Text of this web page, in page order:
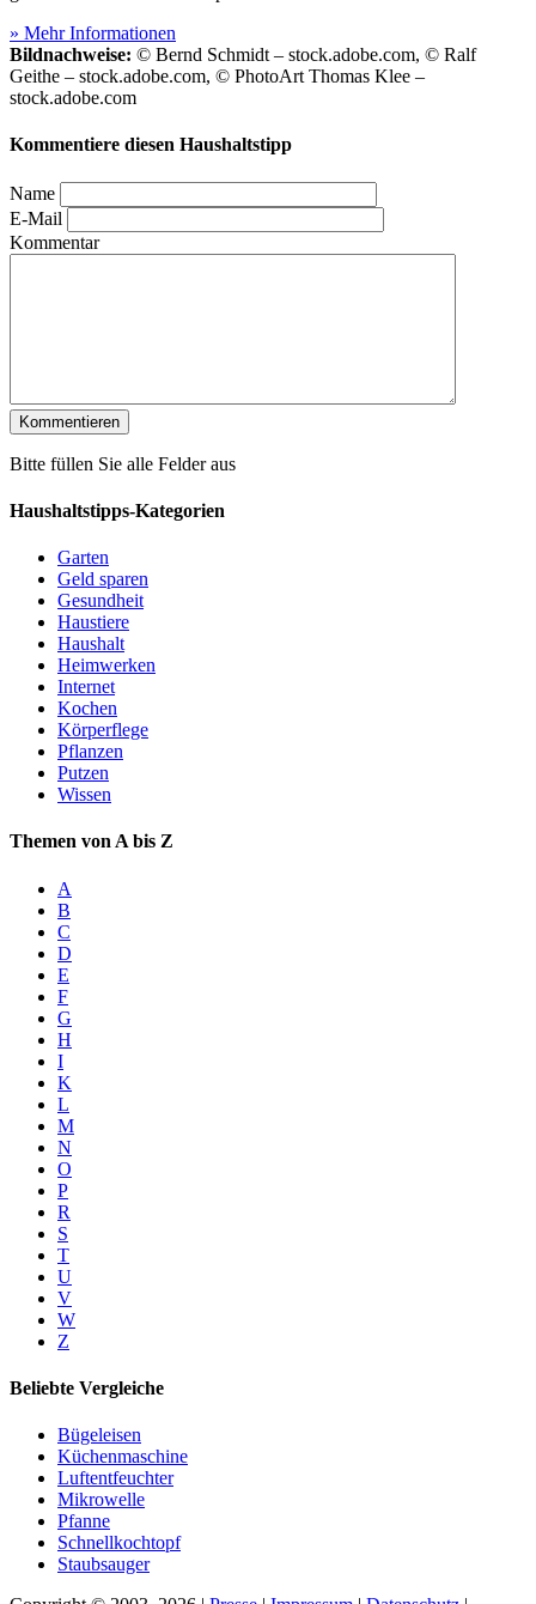
» Mehr Informationen
Bildnachweise: © Bernd Schmidt – stock.adobe.com, © Ralf
Geithe – stock.adobe.com, © PhotoArt Thomas Klee –
stock.adobe.com
Kommentiere diesen Haushaltstipp
Name
E-Mail
Kommentar
Bitte füllen Sie alle Felder aus
Haushaltstipps-Kategorien
Garten
Geld sparen
Gesundheit
Haustiere
Haushalt
Heimwerken
Internet
Kochen
Körperflege
Pflanzen
Putzen
Wissen
Themen von A bis Z
A
B
C
D
E
F
G
H
I
K
L
M
N
O
P
R
S
T
U
V
W
Z
Beliebte Vergleiche
Bügeleisen
Küchenmaschine
Luftentfeuchter
Mikrowelle
Pfanne
Schnellkochtopf
Staubsauger